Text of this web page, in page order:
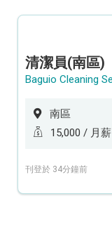
清潔員(南區)
南區
15,000 / 月薪
刊登於 34分鐘前